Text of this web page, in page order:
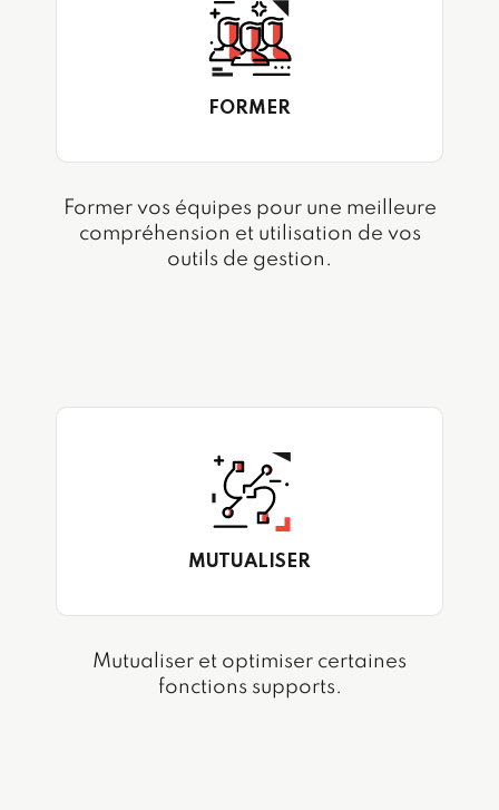
FORMER
Former vos équipes pour une meilleure
compréhension et utilisation de vos
outils de gestion.
MUTUALISER
Mutualiser et optimiser certaines
fonctions supports.